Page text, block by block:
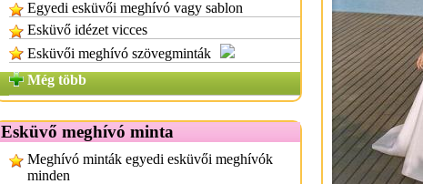
Egyedi esküvői meghívó vagy sablon
Esküvő idézet vicces
Esküvői meghívó szövegminták
Még több
Esküvő meghívó minta
Meghívó minták egyedi esküvői meghívók
minden